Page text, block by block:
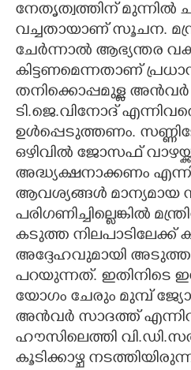
നേതൃത്വത്തിന് മുന്നിൽ
വച്ചതായാണ് സൂചന.
ചേർന്നാൽ ആഭ്യന്തര
കിട്ടണമെന്നതാണ്
തനിക്കൊപ്പമുള്ള
ടി.ജെ.വിനോദ്
ഉൾപ്പെടുത്തണം.
ഒഴിവിൽ ജോസഫ്
അദ്ധ്യക്ഷനാക്കണം
ആവശ്യങ്ങൾ മാന്യമായ
പരിഗണിച്ചില്ലെങ്കിൽ
കടുത്ത നിലപാടിലേക്ക്
അദ്ദേഹവുമായി
പറയുന്നത്. ഇതിനിടെ
യോഗം ചേരും മുമ്പ്
അൻവർ സാദത്ത്
ഹൗസിലെത്തി
കൂടിക്കാഴ്ച